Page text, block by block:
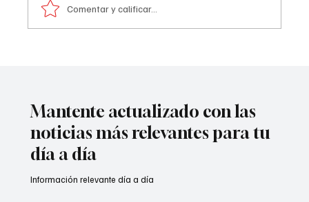
Comentar y calificar...
Mantente actualizado con las
noticias más relevantes para tu
día a día
Información relevante día a día